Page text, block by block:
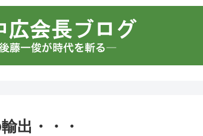
出・・・